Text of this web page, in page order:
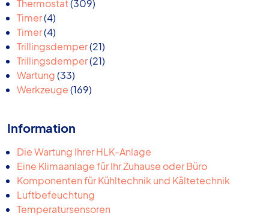
Thermostat 309
Timer 44
Produkte
Timer 44
Produkte
Trillingsdemper 2121
Produkte
Trillingsdemper 2121
Wartung 3333
Produkte
Werkzeuge 169169
Information
Die Wartung Ihrer HLK-Anlage
Eine Klimaanlage für Ihr Zuhause oder Büro
Komponenten für Kühltechnik und Kältetechnik
Luftbefeuchtung
Temperatursensoren